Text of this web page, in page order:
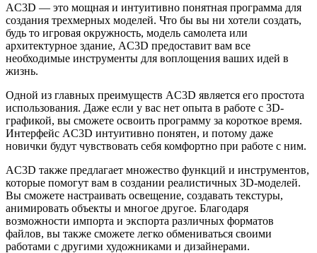
AC3D — это мощная и интуитивно понятная программа для
создания трехмерных моделей. Что бы вы ни хотели создать,
будь то игровая окружность, модель самолета или
архитектурное здание, AC3D предоставит вам все
необходимые инструменты для воплощения ваших идей в
жизнь.
Одной из главных преимуществ AC3D является его простота
использования. Даже если у вас нет опыта в работе с 3D-
графикой, вы сможете освоить программу за короткое время.
Интерфейс AC3D интуитивно понятен, и потому даже
новички будут чувствовать себя комфортно при работе с ним.
AC3D также предлагает множество функций и инструментов,
которые помогут вам в создании реалистичных 3D-моделей.
Вы сможете настраивать освещение, создавать текстуры,
анимировать объекты и многое другое. Благодаря
возможности импорта и экспорта различных форматов
файлов, вы также сможете легко обмениваться своими
работами с другими художниками и дизайнерами.